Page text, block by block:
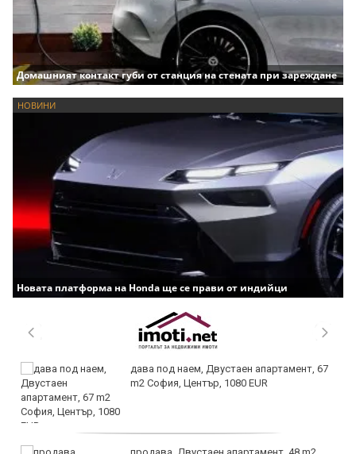
Домашният контакт губи от станция на стената при зареждане
НОВИНИ
Новата платформа на Honda ще се прави от индийци
дава под наем, Двустаен апартамент, 67
m2 София, Център, 1080 EUR